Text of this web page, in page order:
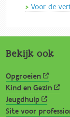
Voor de
Bekijk ook
Opgroeien
Kind en Gezin
Jeugdhulp
Site voor